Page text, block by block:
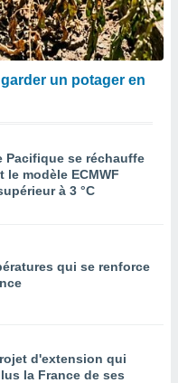
un potager en
Pacifique se réchauffe
le modèle ECMWF
à 3 °C
qui se renforce
d'extension qui
la France de ses